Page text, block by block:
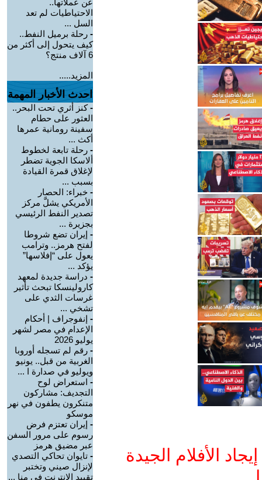
الأفلام الجيدة
عن عملاتها..
الاحتياطيات لم تعد
السل ...
- رحلة برميل النفط..
كيف يتحول إلى أكثر من
6 آلاف منتج؟
المزيد.....
احدث الأخبار المهمة
-كنز أثري تحت البحر..
العثور على حطام
سفينة رومانية عمرها
أكث ...
- رحلة تابعة لخطوط
ألاسكا الجوية تضطر
لإغلاق قمرة القيادة
بسبب ...
- خبراء: الحصار
الأمريكي يشلَّ مركز
تصدير النفط الرئيسي
بجزيرة ...
- إيران تضع شروطا
لفتح هرمز.. وترامب
يعول على “إفلاسها”
يؤكد ...
- دراسة جديدة لمعهد
كارولينسكا تبحث تأثير
غرسات الثدي على
تشخي ...
- إنفوجراف | أحكام
الإعدام في مصر لشهر
يوليو 2026
- رقم لم تسجله أوروبا
الغربية من قبل.. يونيو
ويوليو في صدارة ا ...
- استعراض لوح
التجديف: مشاركون
متنكرون يطفون في نهر
موسكو
- إيران تعتزم فرض
رسوم على مرور السفن
عبر مضيق هرمز
- تايوان تحاكي التصدي
لإنزال صيني وتختبر
تقييد الإنترنت في منا ...